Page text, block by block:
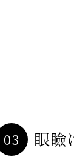
03 眼瞼